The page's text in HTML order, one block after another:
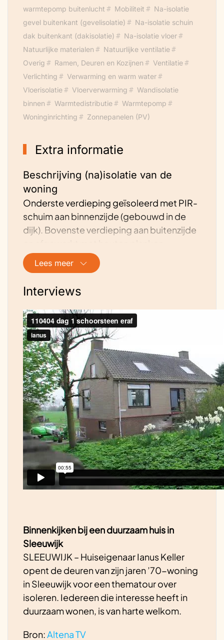
warmtepomp buitenlucht
Mobiliteit
Na-isolatie
gevel buitenkant (gevelisolatie)
Na-isolatie schuin
dak buitenkant (dakisolatie)
Na-isolatie vloer
Natuurlijke materialen
Natuurlijke ventilatie
Overig
Ramen, Deuren en Kozijnen
Ventilatie
Verlichting
Verwarming en warm water
Vloerisolatie
Vloerverwarming
Wandisolatie
binnen
Warmtedistributie
Warmtepomp
Woninginrichting
Zonnepanelen (PV)
Extra informatie
Beschrijving (na)isolatie van de
woning
Onderste verdieping geïsoleerd met PIR-
schuim aan binnenzijde (gebouwd in de
dijk). Bovenste verdieping aan buitenzijde
Beschrijving energievoorziening van
de woning
Warmtepomp Panasonic Lucht/Water
Toekomstplannen
Voedselbos, ecolodges
Lees meer
Interviews
Binnenkijken bij een duurzaam huis in
Sleeuwijk
SLEEUWIJK – Huiseigenaar Ianus Keller
opent de deuren van zijn jaren ’70-woning
in Sleeuwijk voor een thematour over
isoleren. Iedereen die interesse heeft in
duurzaam wonen, is van harte welkom.
Bron:Altena TV